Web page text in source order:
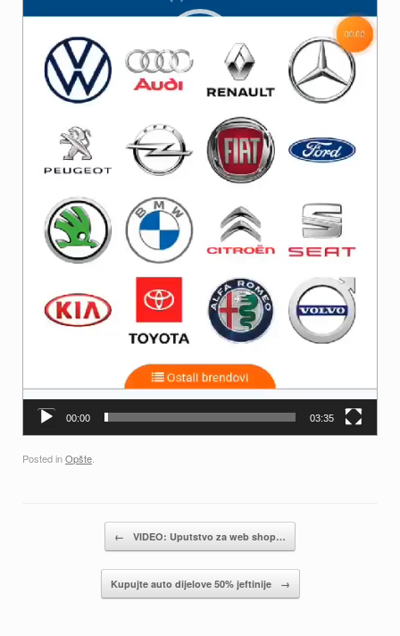
00:00 03:35
Posted inOpšte.
← VIDEO: Uputstvo za web shop…
Kupujte auto dijelove 50% jeftinije →